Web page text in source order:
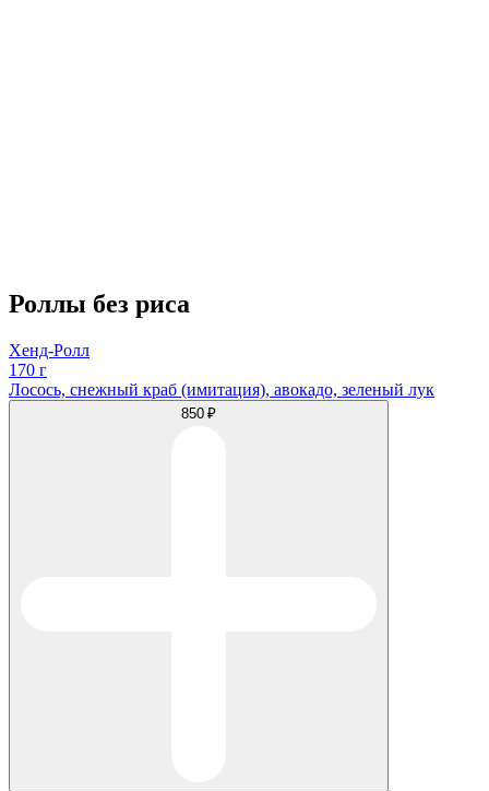
Роллы без риса
Хенд-Ролл
170 г
Лосось, снежный краб (имитация), авокадо, зеленый лук
850 ₽